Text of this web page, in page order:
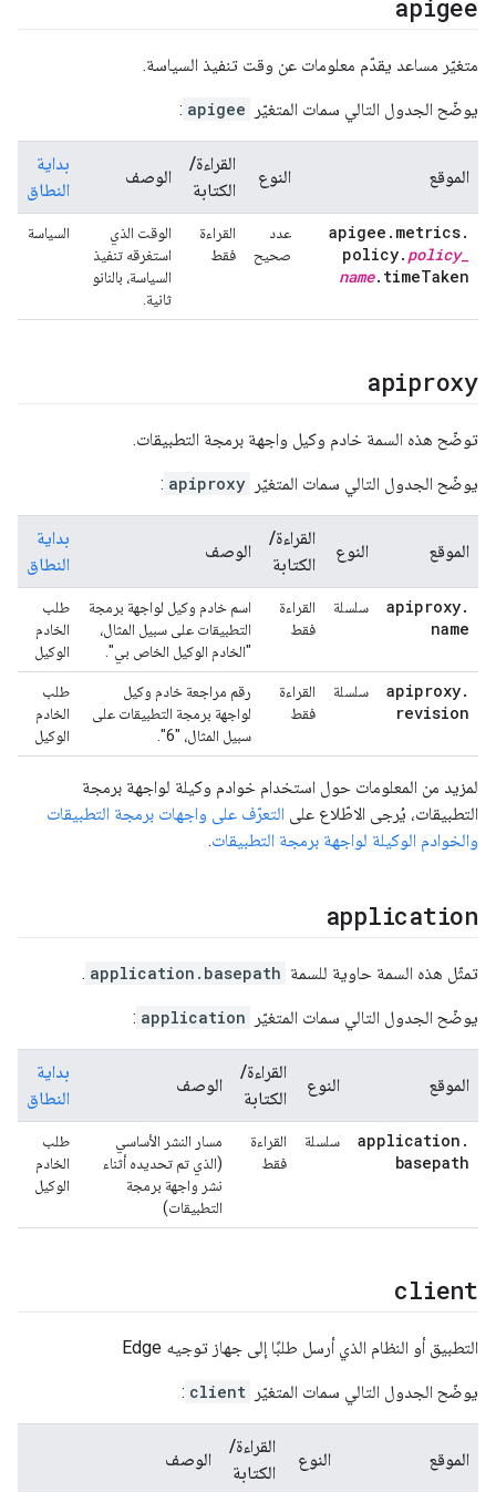
apigee
متغيّر مساعد يقدّم معلومات عن وقت تنفيذ السياسة.
يوضّح الجدول التالي سمات المتغيّر apigee
:
الموقع النوع
القراءة/
الكتابة
الوصف
بداية
النطاق
apigee . metrics.
policy. policy_
name. timeTaken
عدد
صحيح
القراءة
فقط
الوقت الذي
استغرقه تنفيذ
السياسة، بالنانو
ثانية.
السياسة
apiproxy
توضّح هذه السمة خادم وكيل واجهة برمجة التطبيقات.
يوضّح الجدول التالي سمات المتغيّر apiproxy
:
الموقع النوع
القراءة/
الكتابة
الوصف
بداية
النطاق
apiproxy.
name
سلسلة
القراءة
فقط
اسم خادم وكيل لواجهة برمجة
التطبيقات على سبيل المثال،
"الخادم الوكيل الخاص بي".
طلب
الخادم
الوكيل
apiproxy.
revision
سلسلة
القراءة
فقط
رقم مراجعة خادم وكيل
لواجهة برمجة التطبيقات على
سبيل المثال، "6".
طلب
الخادم
الوكيل
لمزيد من المعلومات حول استخدام خوادم وكيلة لواجهة برمجة
التطبيقات، يُرجى الاطّلاع على التعرّف على واجهات برمجة التطبيقات
والخوادم الوكيلة لواجهة برمجة التطبيقات.
application
تمثّل هذه السمة حاوية للسمة application.basepath
.
يوضّح الجدول التالي سمات المتغيّر application
:
الموقع النوع
القراءة/
الكتابة
الوصف
بداية
النطاق
application .
basepath
سلسلة
القراءة
فقط
مسار النشر الأساسي
(الذي تم تحديده أثناء
نشر واجهة برمجة
التطبيقات)
طلب
الخادم
الوكيل
client
التطبيق أو النظام الذي أرسل طلبًا إلى جهاز توجيه Edge
يوضّح الجدول التالي سمات المتغيّر client
:
الموقع النوع
القراءة/
الكتابة
الوصف